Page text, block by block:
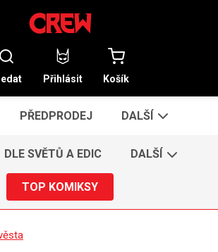
Přihlásit Košík
PŘEDPRODEJ DALŠÍ
DLE SVĚTŮ A EDIC DALŠÍ
TOP KOMIKSY